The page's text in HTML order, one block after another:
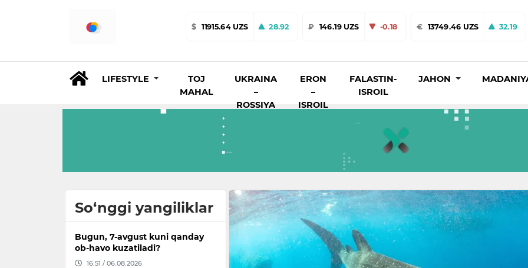
$ 11915.64 UZS 28.92 ₽ 146.19 UZS -0.18 € 13749.46 UZS 32.19
LIFESTYLE
TOJ
MAHAL
UKRAINA
–
ROSSIYA
ERON
–
ISROIL
FALASTIN-
ISROIL
JAHON
So‘nggi yangiliklar
Bugun, 7-avgust kuni qanday
ob-havo kuzatiladi?
16:51 / 06.08.2026